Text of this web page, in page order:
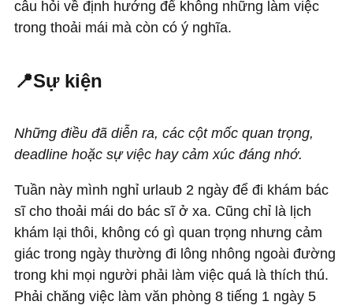
câu hỏi về định hướng để không những làm việc
trong thoải mái mà còn có ý nghĩa.
📍Sự kiện
Những điều đã diễn ra, các cột mốc quan trọng,
deadline hoặc sự việc hay cảm xúc đáng nhớ.
Tuần này mình nghỉ urlaub 2 ngày để đi khám bác
sĩ cho thoải mái do bác sĩ ở xa. Cũng chỉ là lịch
khám lại thôi, không có gì quan trọng nhưng cảm
giác trong ngày thường đi lông nhông ngoài đường
trong khi mọi người phải làm việc quá là thích thú.
Phải chăng việc làm văn phòng 8 tiếng 1 ngày 5